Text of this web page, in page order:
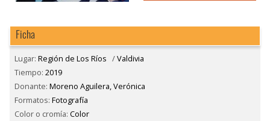
Ficha
Lugar: Región de Los Ríos /Valdivia
Tiempo: 2019
Donante: Moreno Aguilera, Verónica
Formatos: Fotografía
Color o cromía: Color